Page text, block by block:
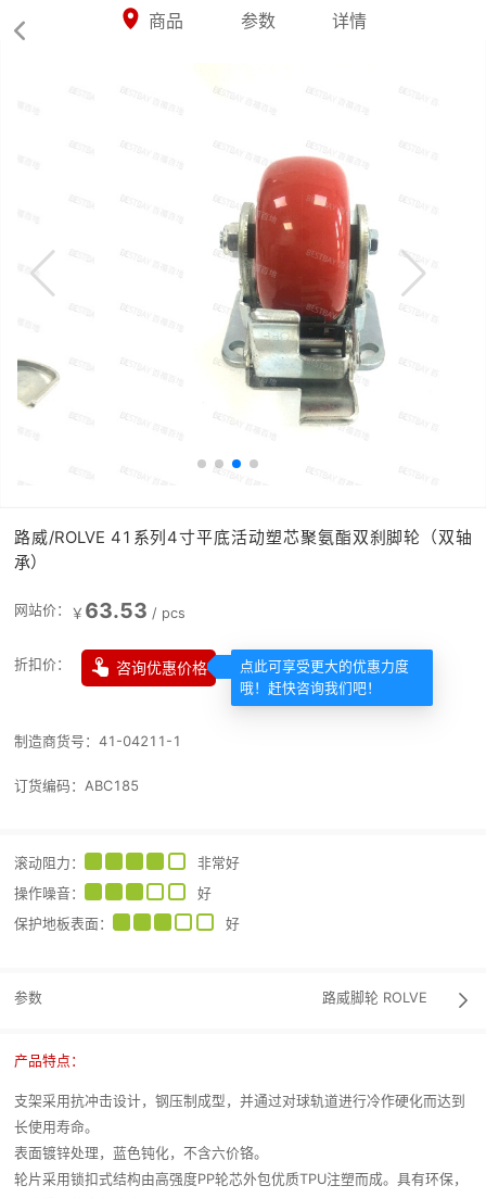

 商品 参数 详情
路威/ROLVE 41系列4寸平底活动塑芯聚氨酯双刹脚轮（双轴
承）
网站价： ￥ 63.53 / pcs
折扣价：  咨询优惠价格
点此可享受更大的优惠力度
哦！赶快咨询我们吧！
制造商货号： 41-04211-1
订货编码： ABC185
滚动阻力 ：
非常好
操作噪音 ：
好
保护地板表面 ： 好
参数 路威脚轮 ROLVE 
产品特点：
支架采用抗冲击设计，钢压制成型，并通过对球轨道进行冷作硬化而达到
长使用寿命。
表面镀锌处理，蓝色钝化，不含六价铬。
轮片采用锁扣式结构由高强度PP轮芯外包优质TPU注塑而成。具有环保，